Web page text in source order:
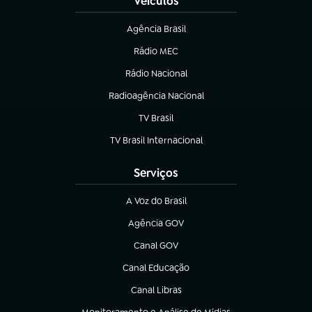
Agência Brasil
(abre em nova aba)
Rádio MEC
Rádio Nacional
(abre em nova aba)
Radioagência Nacional
(abre em nova aba)
TV Brasil
(abre em nova aba)
TV Brasil Internacional
(abre em nova aba)
Serviços
A Voz do Brasil
(abre em nova aba)
Agência GOV
(abre em nova aba)
Canal GOV
(abre em nova aba)
Canal Educação
(abre em nova aba)
Canal Libras
(abre em nova aba)